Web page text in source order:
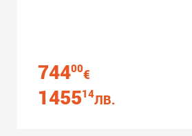
74400€
145514ЛВ.